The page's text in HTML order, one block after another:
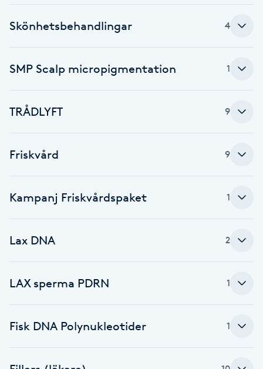
Gelenaglar
Gellack med förstärkning
Gravidmassage
Gua Sha-massage
Headspa
Herrklippning
Skönhetsbehandlingar 4
SMP Scalp micropigmentation 1
TRÅDLYFT 9
Friskvård 9
Kampanj Friskvårdspaket 1
Lax DNA 2
LAX sperma PDRN 1
Fisk DNA Polynukleotider 1